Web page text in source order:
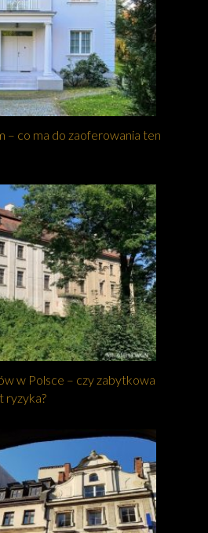
– co ma do zaoferowania ten
w Polsce – czy zabytkowa
ryzyka?